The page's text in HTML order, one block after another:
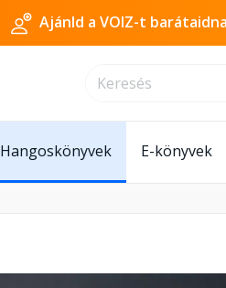
Ajánld a VOIZ-t
Hangoskönyvek E-könyvek